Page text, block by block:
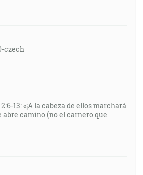
czech
13: «¡A la cabeza de ellos marchará
abre camino (no el carnero que